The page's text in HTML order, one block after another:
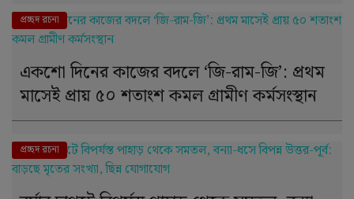
দে । শ
প্রচ্ছদ রচনা
একশো দিনের কাজের বদলে ‘জি-রাম-জি’: প্রথম
মাসেই প্রায় ৫০ শতাংশ কমল গ্রামীণ কর্মসংস্থান
দে । শ
প্রচ্ছদ রচনা